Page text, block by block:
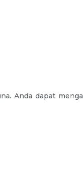
Anda dapat